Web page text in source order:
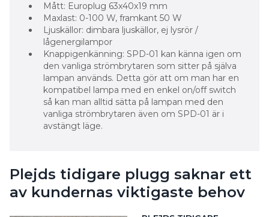
Mått: Europlug 63x40x19 mm
Maxlast: 0-100 W, framkant 50 W
Ljuskällor: dimbara ljuskällor, ej lysrör /
lågenergilampor
Knappigenkänning: SPD-01 kan känna igen om
den vanliga strömbrytaren som sitter på själva
lampan används. Detta gör att om man har en
kompatibel lampa med en enkel on/off switch
så kan man alltid sätta på lampan med den
vanliga strömbrytaren även om SPD-01 är i
avstängt läge.
Plejds tidigare plugg saknar ett
av kundernas viktigaste behov